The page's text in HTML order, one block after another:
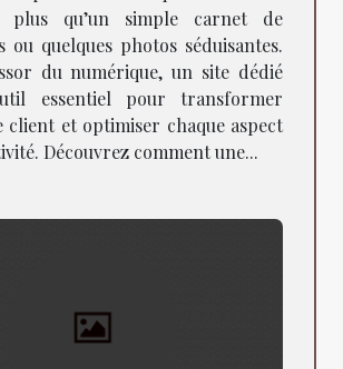
plus qu’un simple carnet de
ou quelques photos séduisantes.
du numérique, un site dédié
essentiel pour transformer
client et optimiser chaque aspect
Découvrez comment une...